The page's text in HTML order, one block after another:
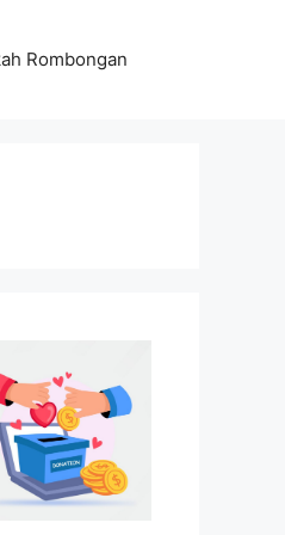
Rombongan